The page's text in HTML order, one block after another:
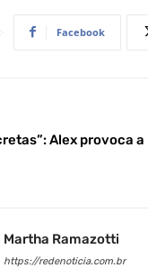
Facebook
Alex provoca a
Martha Ramazotti
https://redenoticia.com.br